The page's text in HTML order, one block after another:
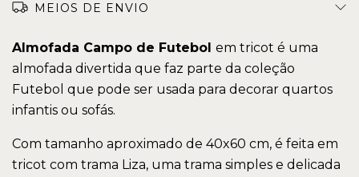
MEIOS DE ENVIO
Almofada Campo de Futebol em tricot é uma
almofada divertida que faz parte da coleção
Futebol que pode ser usada para decorar quartos
infantis ou sofás.
Com tamanho aproximado de 40x60 cm, é feita em
tricot com trama Liza, uma trama simples e delicada